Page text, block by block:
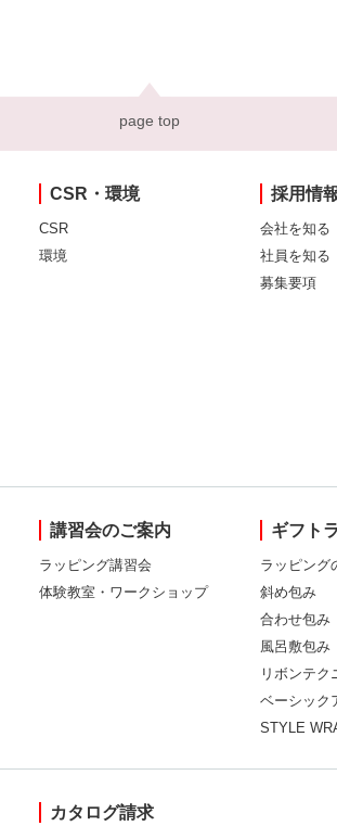
page top
CSR・環境
CSR
環境
採用情
会社を知る
社員を知る
募集要項
講習会のご案内
ラッピング講習会
体験教室・ワークショップ
ギフト
ラッピング
斜め包み
合わせ包み
風呂敷包み
リボンテク
ベーシック
STYLE
カタログ請求